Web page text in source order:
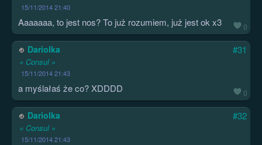
15/11/2014 21:40
0
Aaaaaaa, to jest nos? To już rozumiem, już jest ok x3
Dariolka
« Consul »
15/11/2014 21:43
#31
0
a myślałaś że co? XDDDD
Dariolka
« Consul »
15/11/2014 21:43
#32